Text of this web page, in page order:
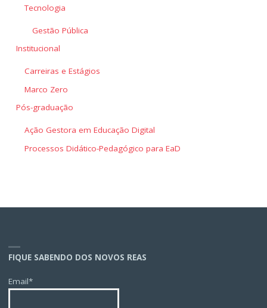
Tecnologia
Gestão Pública
Institucional
Carreiras e Estágios
Marco Zero
Pós-graduação
Ação Gestora em Educação Digital
Processos Didático-Pedagógico para EaD
FIQUE SABENDO DOS NOVOS REAS
Email*